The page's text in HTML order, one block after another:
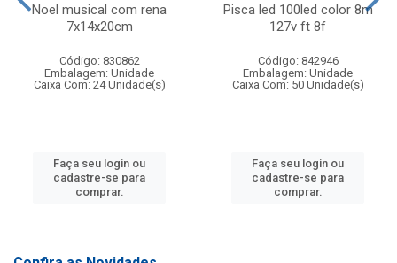
Noel musical com rena
7x14x20cm
Código: 830862
Embalagem: Unidade
Caixa Com: 24 Unidade(s)
Faça seu login ou
cadastre-se para
comprar.
Pisca led 100led color 8m
127v ft 8f
Código: 842946
Embalagem: Unidade
Caixa Com: 50 Unidade(s)
Faça seu login ou
cadastre-se para
comprar.